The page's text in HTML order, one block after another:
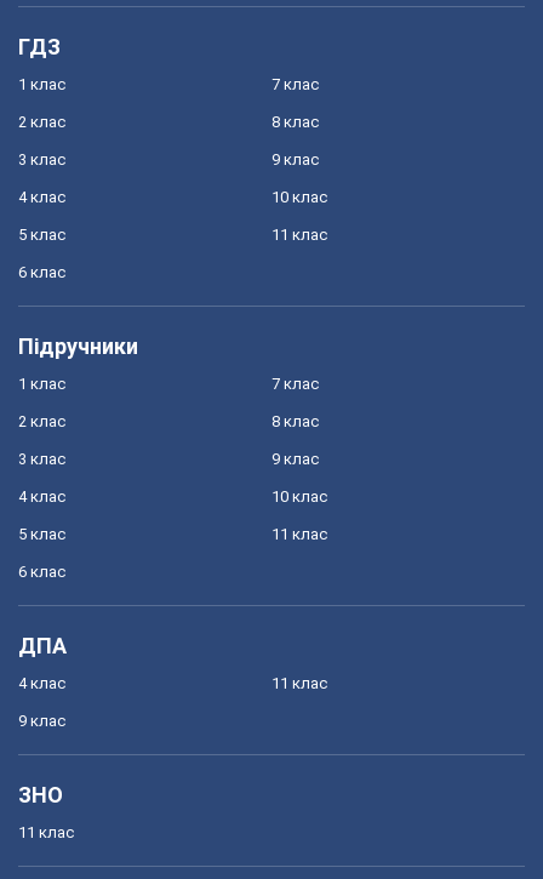
ГДЗ
1 клас
2 клас
3 клас
4 клас
5 клас
6 клас
7 клас
8 клас
9 клас
10 клас
11 клас
Підручники
1 клас
2 клас
3 клас
4 клас
5 клас
6 клас
7 клас
8 клас
9 клас
10 клас
11 клас
ДПА
4 клас
9 клас
11 клас
ЗНО
11 клас